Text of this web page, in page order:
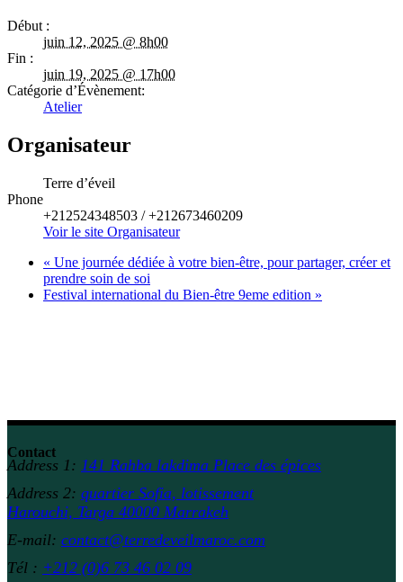
Début :
juin 12, 2025 @ 8h00
Fin :
juin 19, 2025 @ 17h00
Catégorie d’Évènement:
Atelier
Organisateur
Terre d’éveil
Phone
+212524348503 / +212673460209
Voir le site Organisateur
« Une journée dédiée à votre bien-être, pour partager, créer et
prendre soin de soi
Festival international du Bien-être 9eme edition »
Contact
Address 1: 141 Rahba lakdima Place des épices
Address 2: quartier Sofia, lotissement
Harouchi, Targa 40000 Marrakeh
E-mail: contact@terredeveilmaroc.com
Tél : +212 (0)6 73 46 02 09